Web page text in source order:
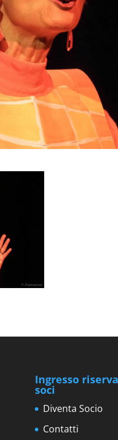
Ingresso
soci
Diventa Socio
Contatti